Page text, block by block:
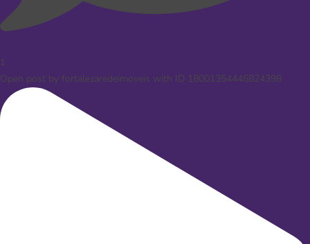
1
Open post by fortalezaredeimoveis with ID 18001354445824398